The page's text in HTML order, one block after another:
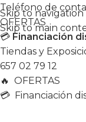
Skip to navigation
Skip to main
Teléfono de
OFERTAS
💳 Financiación
Tiendas y
657 02 79 12
🔥 OFERTAS
💳 Financiación